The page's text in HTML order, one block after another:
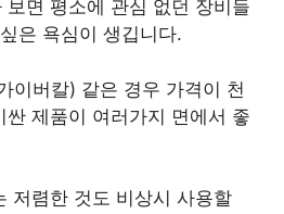
면 평소에 관심 없던 장비들
은 욕심이 생깁니다.
이버칼) 같은 경우 가격이 천
싼 제품이 여러가지 면에서 좋
저렴한 것도 비상시 사용할